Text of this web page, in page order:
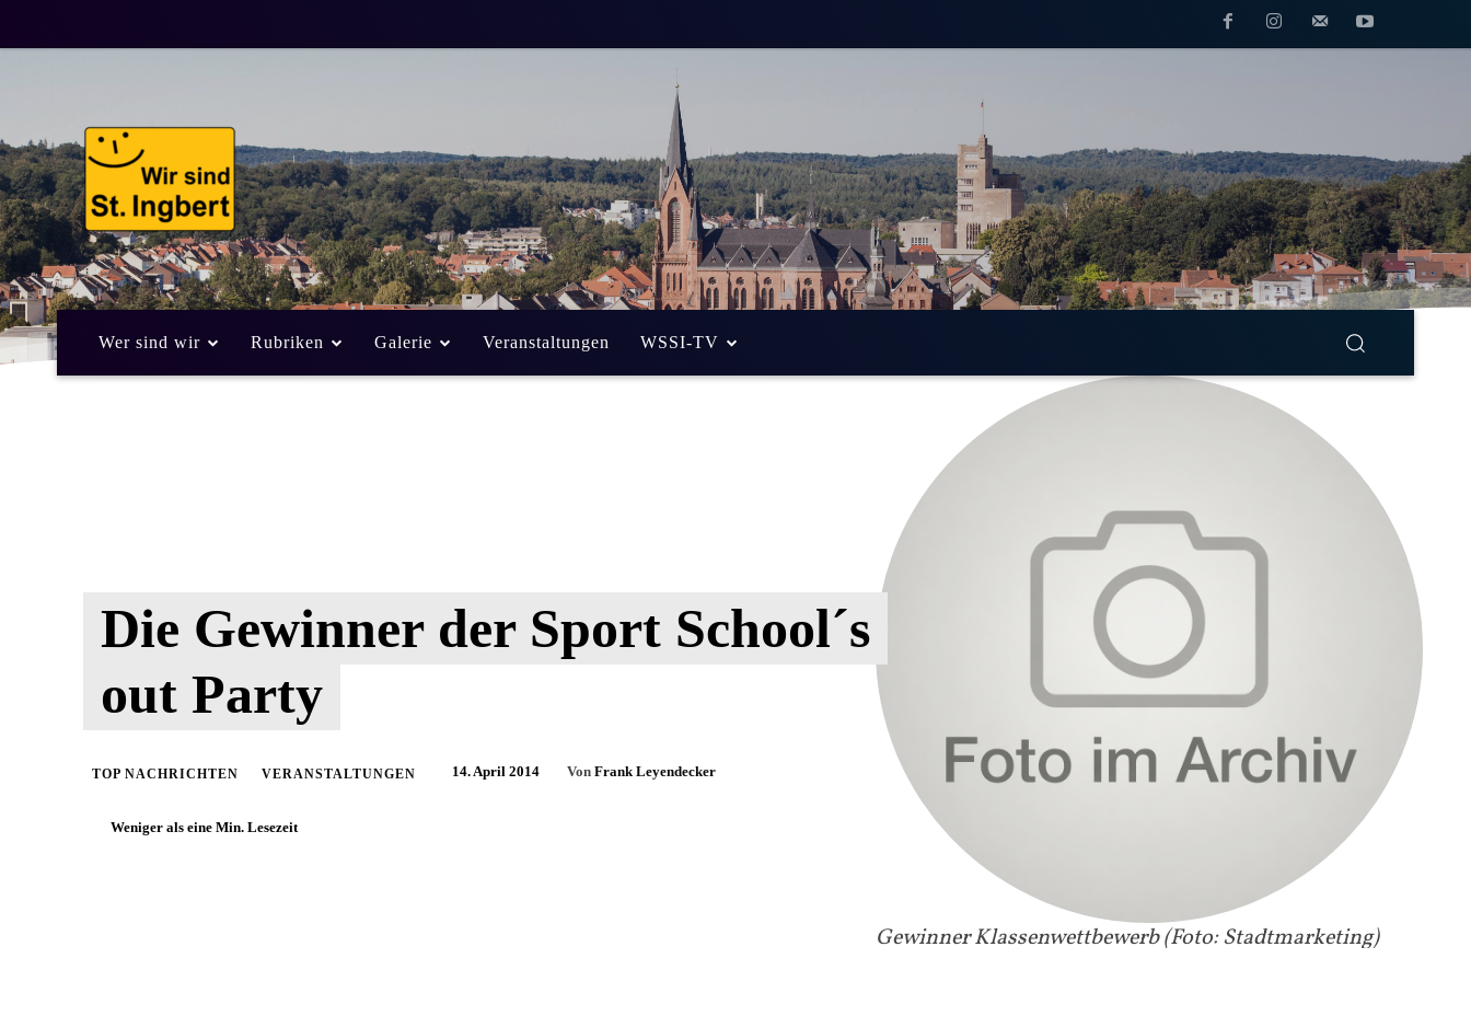
Wer sind wir Rubriken Galerie Veranstaltungen WSSI-TV
Gewinner Klassenwettbewerb (Foto: Stadtmarketing)
Die Gewinner der Sport School´s
out Party
TOP NACHRICHTEN VERANSTALTUNGEN 14. April 2014 Von Frank Leyendecker
Weniger als eine Min. Lesezeit